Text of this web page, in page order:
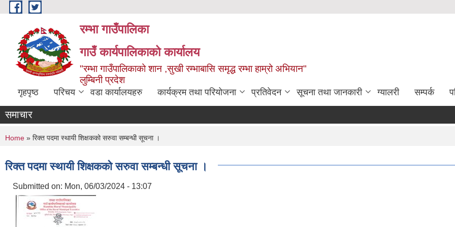
Skip to main content
रम्भा गाउँपालिका
गाउँ कार्यपालिकाको कार्यालय
"रम्भा गाउँपालिकाको शान ,सुखी रम्भाबासि समृद्ध रम्भा हाम्रो अभियान"
लुम्बिनी प्रदेश
गृहपृष्ठ परिचय वडा कार्यालयहरु कार्यक्रम तथा परियोजना प्रतिवेदन सूचना तथा जानकारी ग्यालरी सम्पर्क
समाचार
You are here
Home » रिक्त पदमा स्थायी शिक्षकको सरुवा सम्बन्धी सूचना ।
रिक्त पदमा स्थायी शिक्षकको सरुवा सम्बन्धी सूचना ।
Submitted on: Mon, 06/03/2024 - 13:07